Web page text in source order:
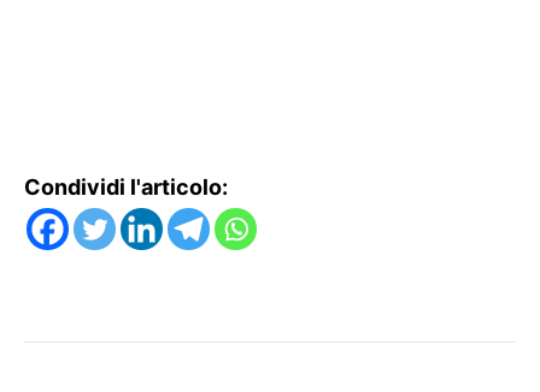
Condividi l'articolo: